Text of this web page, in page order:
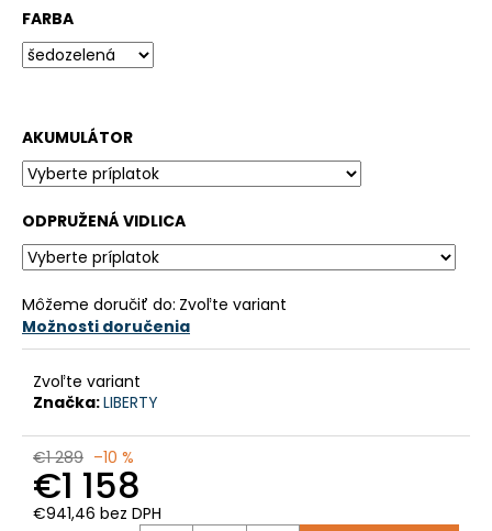
FARBA
AKUMULÁTOR
ODPRUŽENÁ VIDLICA
Môžeme doručiť do: Zvoľte variant
Možnosti doručenia
Zvoľte variant
Značka:LIBERTY
€1 289 –10 %
€1 158
€941,46 bez DPH
d
p
o
č
a
m
e
RUBY
GX
29
-
MATNÁ
ČIERNA
LESKLÁ
STARORUŽOVÁ
€1
999,99
Pôvodne: